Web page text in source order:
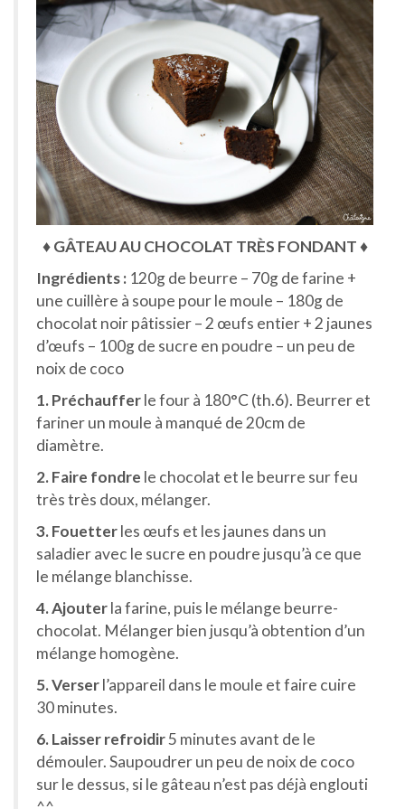
♦ GÂTEAU AU CHOCOLAT TRÈS FONDANT ♦
Ingrédients : 120g de beurre – 70g de farine +
une cuillère à soupe pour le moule – 180g de
chocolat noir pâtissier – 2 œufs entier + 2 jaunes
d’œufs – 100g de sucre en poudre – un peu de
noix de coco
1. Préchaufferle four à 180°C (th.6). Beurrer et
fariner un moule à manqué de 20cm de
diamètre.
2. Faire fondre le chocolat et le beurre sur feu
très très doux, mélanger.
3. Fouetterles œufs et les jaunes dans un
saladier avec le sucre en poudre jusqu’à ce que
le mélange blanchisse.
4. Ajouterla farine, puis le mélange beurre-
chocolat. Mélanger bien jusqu’à obtention d’un
mélange homogène.
5. Verserl’appareil dans le moule et faire cuire
30 minutes.
6. Laisser refroidir5 minutes avant de le
démouler. Saupoudrer un peu de noix de coco
sur le dessus, si le gâteau n’est pas déjà englouti